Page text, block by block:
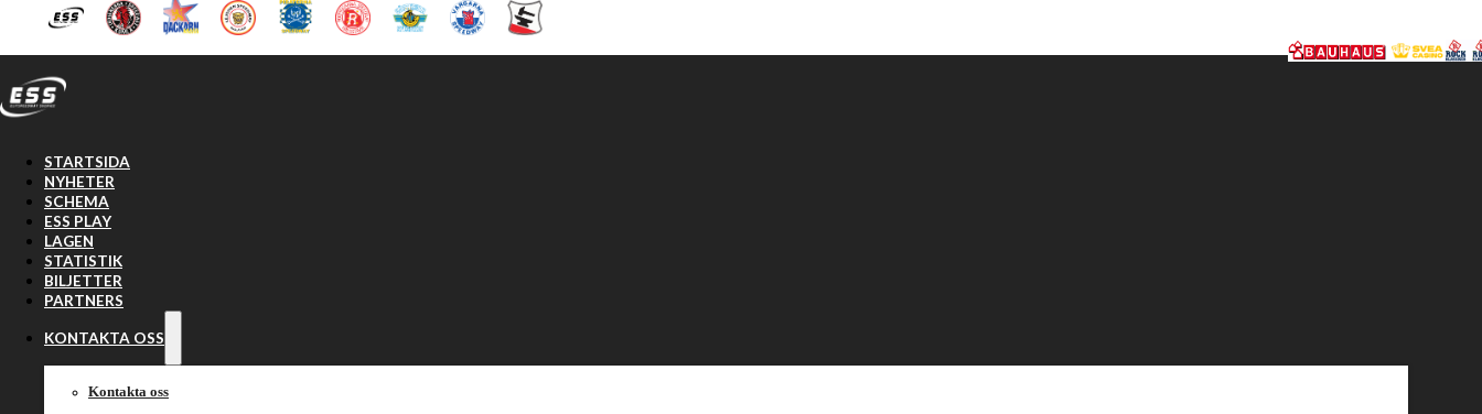
Hoppa till huvudinnehåll Hoppa till sidfot
STARTSIDA
NYHETER
SCHEMA
ESS PLAY
LAGEN
STATISTIK
BILJETTER
PARTNERS
KONTAKTA OSS
Kontakta oss